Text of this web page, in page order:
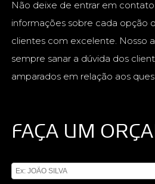
Não deixe de entrar em
informações sobre cada opção
clientes com excelente. Nosso
sempre sanar a dúvida dos
amparados em relação aos
FAÇA UM